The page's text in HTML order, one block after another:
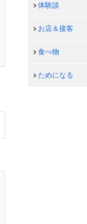
体験談
お店＆接客
食べ物
ためになる